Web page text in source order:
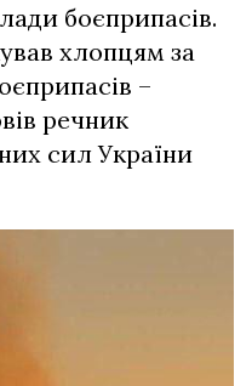
боєприпасів.
хлопцям за
–
речник
сил України